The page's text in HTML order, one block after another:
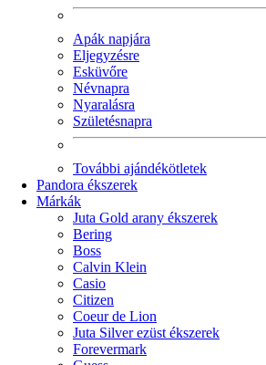
Apák napjára
Eljegyzésre
Esküvőre
Névnapra
Nyaralásra
Születésnapra
További ajándékötletek
Pandora ékszerek
Márkák
Juta Gold arany ékszerek
Bering
Boss
Calvin Klein
Casio
Citizen
Coeur de Lion
Juta Silver ezüst ékszerek
Forevermark